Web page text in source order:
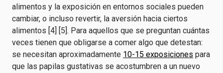
alimentos y la exposición en entornos sociales pueden
cambiar, o incluso revertir, la aversión hacia ciertos
alimentos [4] [5]. Para aquellos que se preguntan cuántas
veces tienen que obligarse a comer algo que detestan:
se necesitan aproximadamente 10-15 exposiciones para
que las papilas gustativas se acostumbren a un nuevo